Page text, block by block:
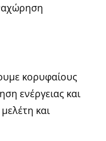
κορυφαίους
ενέργειας και
και